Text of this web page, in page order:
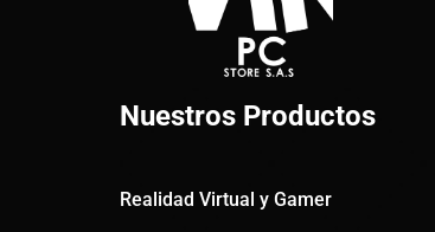
Nuestros Productos
Realidad Virtual y Gamer